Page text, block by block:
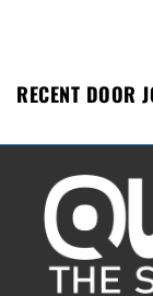
RECENT DOOR